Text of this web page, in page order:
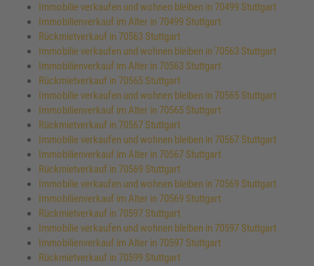
Immobilie verkaufen und wohnen bleiben in 70499 Stuttgart
Immobilienverkauf im Alter in 70499 Stuttgart
Rückmietverkauf in 70563 Stuttgart
Immobilie verkaufen und wohnen bleiben in 70563 Stuttgart
Immobilienverkauf im Alter in 70563 Stuttgart
Rückmietverkauf in 70565 Stuttgart
Immobilie verkaufen und wohnen bleiben in 70565 Stuttgart
Immobilienverkauf im Alter in 70565 Stuttgart
Rückmietverkauf in 70567 Stuttgart
Immobilie verkaufen und wohnen bleiben in 70567 Stuttgart
Immobilienverkauf im Alter in 70567 Stuttgart
Rückmietverkauf in 70569 Stuttgart
Immobilie verkaufen und wohnen bleiben in 70569 Stuttgart
Immobilienverkauf im Alter in 70569 Stuttgart
Rückmietverkauf in 70597 Stuttgart
Immobilie verkaufen und wohnen bleiben in 70597 Stuttgart
Immobilienverkauf im Alter in 70597 Stuttgart
Rückmietverkauf in 70599 Stuttgart